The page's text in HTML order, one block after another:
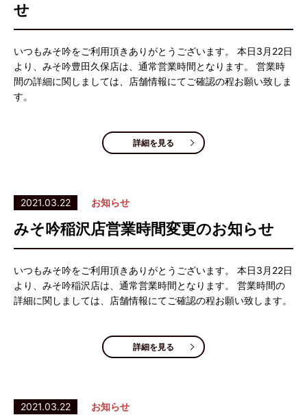
せ
いつもみそ吟をご利用頂きありがとうございます。 本日3月22日
より、みそ吟豊田久保店は、通常営業時間となります。 営業時
間の詳細に関しましては、店舗情報にてご確認の程お願い致しま
す。
詳細を見る
2021.03.22 お知らせ
みそ吟稲沢店営業時間変更のお知らせ
いつもみそ吟をご利用頂きありがとうございます。 本日3月22日
より、みそ吟稲沢店は、通常営業時間となります。 営業時間の
詳細に関しましては、店舗情報にてご確認の程お願い致します。
詳細を見る
2021.03.22 お知らせ